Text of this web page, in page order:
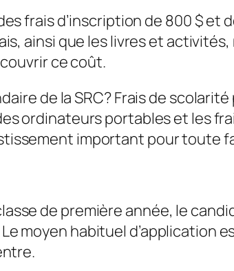
frais d’inscription de 800 $ et
ainsi que les livres et
ce coût.
de la SRC?Frais de scolarité
ordinateurs portables et les
important pour toute
de première année, le
moyen habituel d’application